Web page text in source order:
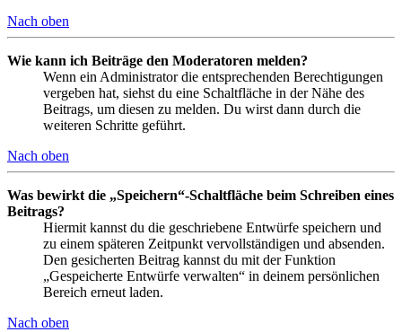
Nach oben
Wie kann ich Beiträge den Moderatoren melden?
Wenn ein Administrator die entsprechenden Berechtigungen
vergeben hat, siehst du eine Schaltfläche in der Nähe des
Beitrags, um diesen zu melden. Du wirst dann durch die
weiteren Schritte geführt.
Nach oben
Was bewirkt die „Speichern“-Schaltfläche beim Schreiben eines
Beitrags?
Hiermit kannst du die geschriebene Entwürfe speichern und
zu einem späteren Zeitpunkt vervollständigen und absenden.
Den gesicherten Beitrag kannst du mit der Funktion
„Gespeicherte Entwürfe verwalten“ in deinem persönlichen
Bereich erneut laden.
Nach oben